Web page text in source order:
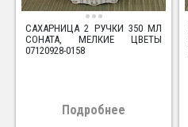
САХАРНИЦА 2 РУЧКИ 350 МЛ
СОНАТА, МЕЛКИЕ ЦВЕТЫ
07120928-0158
Подробнее